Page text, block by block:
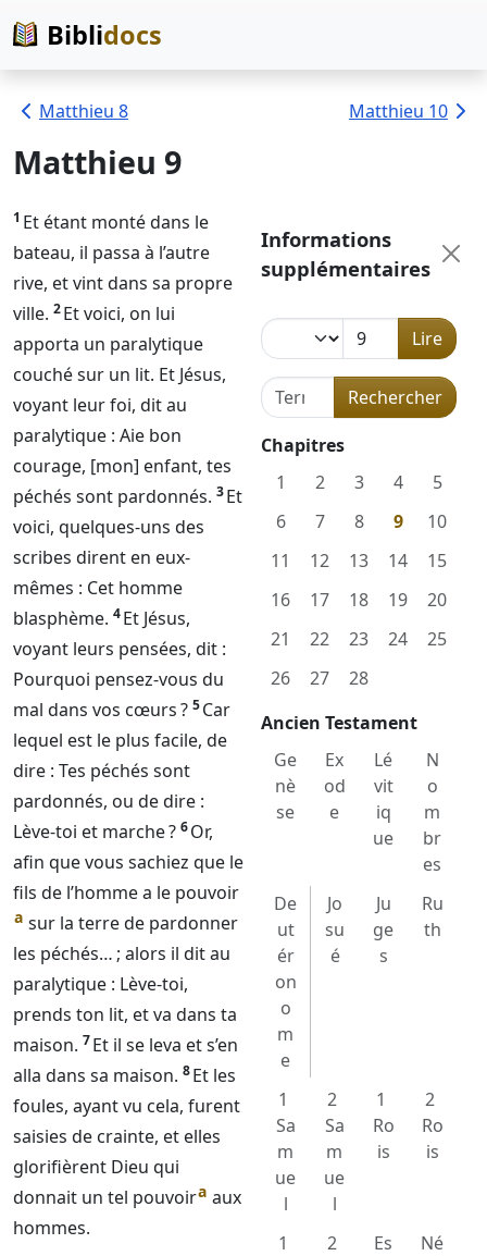
Biblidocs
Matthieu 8 Matthieu 10
Matthieu 9
1 Et étant monté dans le
bateau, il passa à l’autre
rive, et vint dans sa propre
ville. 2Et voici, on lui
apporta un paralytique
couché sur un lit. Et Jésus,
voyant leur foi, dit au
paralytique : Aie bon
courage, [mon] enfant, tes
péchés sont pardonnés. 3Et
voici, quelques-uns des
scribes dirent en eux-
mêmes : Cet homme
blasphème. 4Et Jésus,
voyant leurs pensées, dit :
Pourquoi pensez-vous du
mal dans vos cœurs ? 5Car
lequel est le plus facile, de
dire : Tes péchés sont
pardonnés, ou de dire :
Lève-toi et marche ? 6Or,
afin que vous sachiez que le
fils de l’homme a le pouvoir
a sur la terre de pardonner
les péchés… ; alors il dit au
paralytique : Lève-toi,
prends ton lit, et va dans ta
maison. 7Et il se leva et s’en
alla dans sa maison. 8Et les
foules, ayant vu cela, furent
saisies de crainte, et elles
glorifièrent Dieu qui
donnait un tel pouvoira aux
hommes.
Informations
supplémentaires
Lire
Terme de recherche dans
Rechercher
Chapitres
1
2 3 4
5
6
7 8 9
10
11
12 13 14
15
16
17 18 19
20
21
22 23 24
25
26
27
28
Ancien Testament
Ge
nè
se
Ex
od
e
Lé
vit
iq
ue
N
o
m
br
es
De
ut
ér
on
o
m
e
Jo
su
é
Ju
ge
s
Ru
th
1
Sa
m
ue
l
2
Sa
m
ue
l
1
Ro
is
2
Ro
is
1
2
Es
Né